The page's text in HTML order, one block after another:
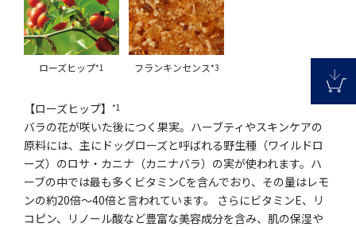
ローズヒップ*1 フランキンセンス*3
【ローズヒップ】*1
バラの花が咲いた後につく果実。ハーブティやスキンケアの
原料には、主にドッグローズと呼ばれる野生種（ワイルドロ
ーズ）のロサ・カニナ（カニナバラ）の実が使われます。ハ
ーブの中では最も多くビタミンCを含んでおり、その量はレモ
ンの約20倍～40倍と言われています。 さらにビタミンE、リ
コピン、リノール酸など豊富な美容成分を含み、肌の保湿や